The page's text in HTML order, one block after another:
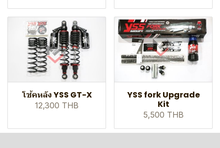
โช้คหลัง YSS GT-X
12,300 THB
YSS fork Upgrade
Kit
5,500 THB